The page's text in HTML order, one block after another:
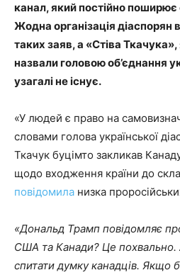
канал, який постійно
Жодна організація діаспорян
таких заяв, а «Стіва
назвали головою об’єднання
узагалі не існує.
«У людей є право на
словами голова української
Ткачук буцімто закликав
щодо входження країни до
повідомила низка
«Дональд Трамп повідомляє
США та Канади? Це похвально.
спитати думку канадців. Якщо